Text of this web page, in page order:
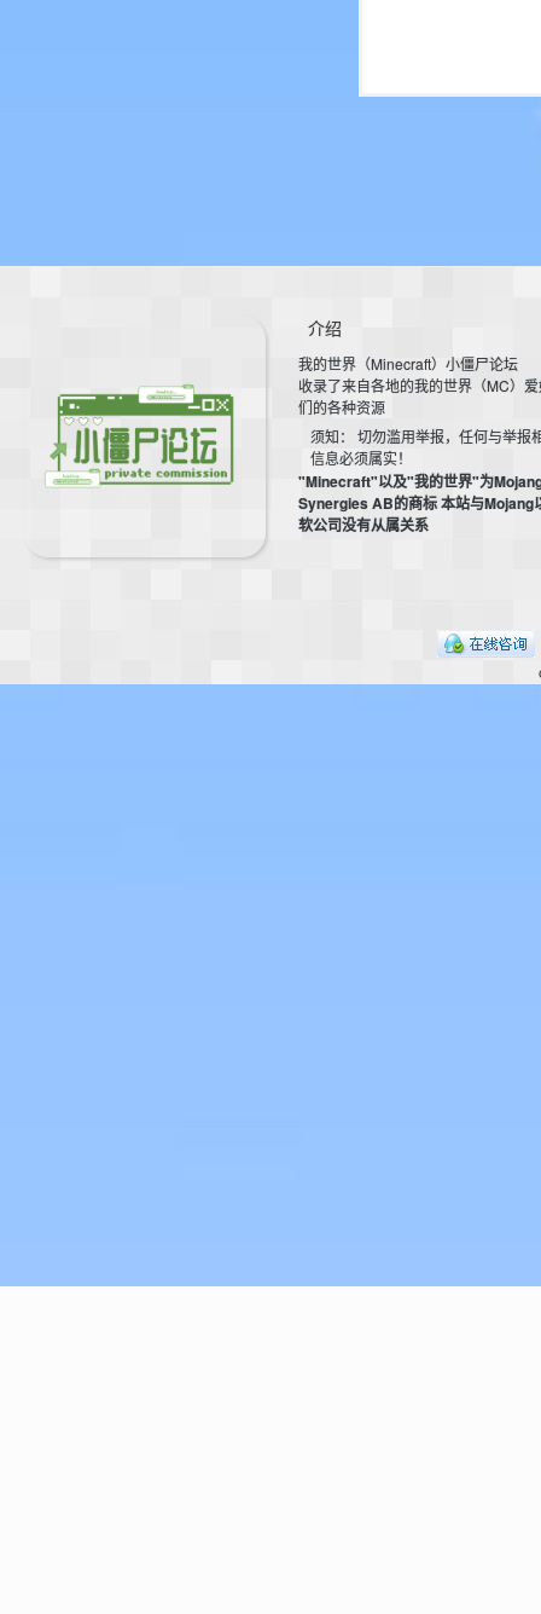
介绍
我的世界（Minecraft）小僵尸论坛
收录了来自各地的我的世界（MC）
们的各种资源
须知： 切勿滥用举报，任何与举报
信息必须属实！
"Minecraft"以及"我的世界"为
Synergies AB的商标 本站与Mojang
软公司没有从属关系